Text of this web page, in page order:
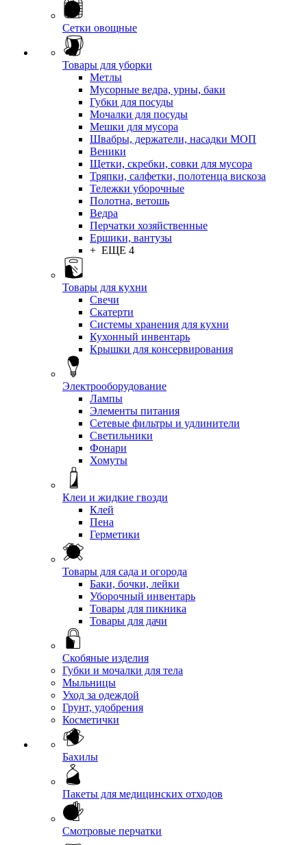
Сетки овощные
Товары для уборки
Метлы
Мусорные ведра, урны, баки
Губки для посуды
Мочалки для посуды
Мешки для мусора
Швабры, держатели, насадки МОП
Веники
Щетки, скребки, совки для мусора
Тряпки, салфетки, полотенца вискоза
Тележки уборочные
Полотна, ветошь
Ведра
Перчатки хозяйственные
Ершики, вантузы
+ ЕЩЕ 4
Товары для кухни
Свечи
Скатерти
Системы хранения для кухни
Кухонный инвентарь
Крышки для консервирования
Электрооборудование
Лампы
Элементы питания
Сетевые фильтры и удлинители
Светильники
Фонари
Хомуты
Клеи и жидкие гвозди
Клей
Пена
Герметики
Товары для сада и огорода
Баки, бочки, лейки
Уборочный инвентарь
Товары для пикника
Товары для дачи
Скобяные изделия
Губки и мочалки для тела
Мыльницы
Уход за одеждой
Грунт, удобрения
Косметички
Бахилы
Пакеты для медицинских отходов
Смотровые перчатки